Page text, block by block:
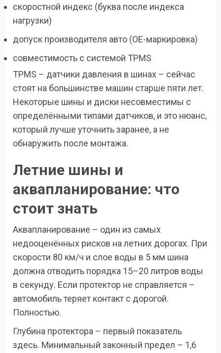
скоростной индекс (буква после индекса
нагрузки)
допуск производителя авто (OE-маркировка)
совместимость с системой TPMS
TPMS – датчики давления в шинах – сейчас
стоят на большинстве машин старше пяти лет.
Некоторые шины и диски несовместимы с
определёнными типами датчиков, и это нюанс,
который лучше уточнить заранее, а не
обнаружить после монтажа.
Летние шины и
аквапланирование: что
стоит знать
Аквапланирование – один из самых
недооценённых рисков на летних дорогах. При
скорости 80 км/ч и слое воды в 5 мм шина
должна отводить порядка 15–20 литров воды
в секунду. Если протектор не справляется –
автомобиль теряет контакт с дорогой.
Полностью.
Глубина протектора – первый показатель
здесь. Минимальный законный предел – 1,6